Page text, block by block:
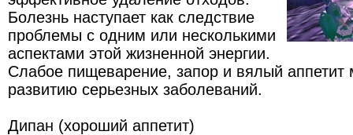
Болезнь наступает как следствие
проблемы с одним или несколькими
аспектами этой жизненной энергии.
Слабое пищеварение, запор и вялый аппетит
развитию серьезных заболеваний.
Дипан (хороший аппетит)